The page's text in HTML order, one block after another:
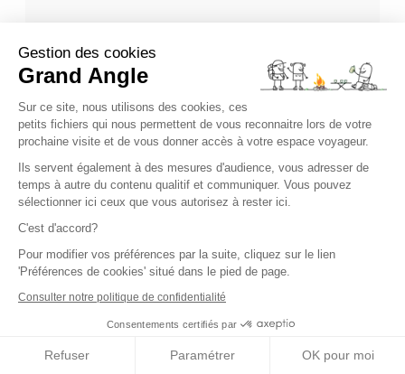
Gestion des cookies
Grand Angle
Sur ce site, nous utilisons des cookies, ces
petits fichiers qui nous permettent de vous reconnaitre lors de votre
prochaine visite et de vous donner accès à votre espace voyageur.
Ils servent également à des mesures d'audience, vous adresser de
temps à autre du contenu qualitif et communiquer. Vous pouvez
sélectionner ici ceux que vous autorisez à rester ici.
C'est d'accord?
Pour modifier vos préférences par la suite, cliquez sur le lien
'Préférences de cookies' situé dans le pied de page.
Consulter notre politique de confidentialité
Consentements certifiés par
Refuser Paramétrer OK pour moi
à partir de 1 140,00 €
(19 avis)